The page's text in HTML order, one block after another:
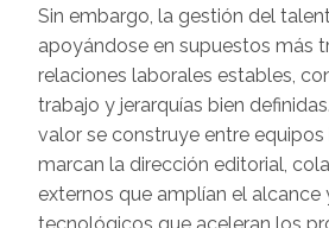
Sin embargo, la gestión del
apoyándose en supuestos más
relaciones laborales estables,
trabajo y jerarquías bien
valor se construye entre
marcan la dirección editorial,
externos que amplían el alcance